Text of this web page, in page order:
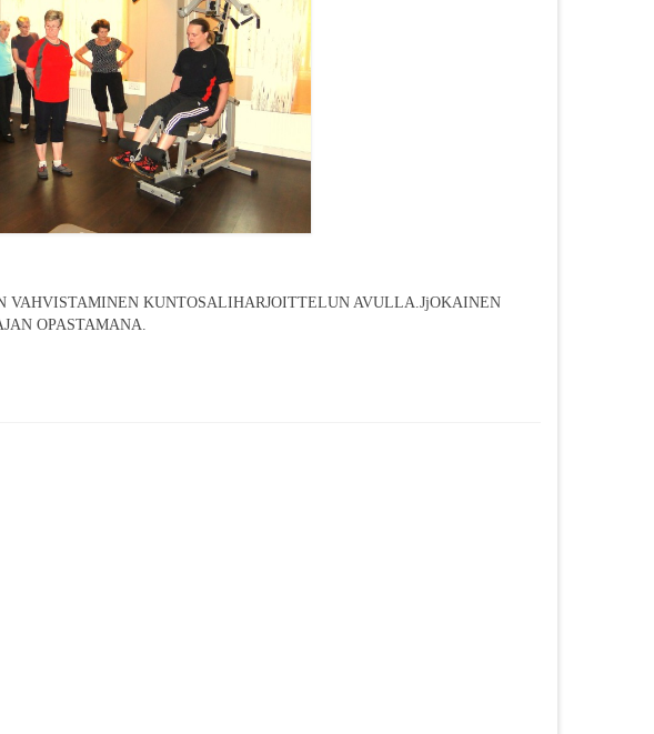
KUNTOSALIHARJOITTELUN AVULLA.JjOKAINEN
OPASTAMANA.